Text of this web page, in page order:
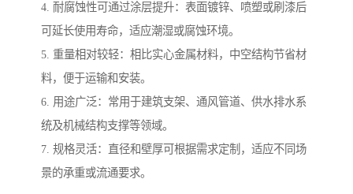
4. 耐腐蚀性可通过涂层提升：表面镀锌、喷塑或刷漆后
可延长使用寿命，适应潮湿或腐蚀环境。
5. 重量相对较轻：相比实心金属材料，中空结构节省材
料，便于运输和安装。
6. 用途广泛：常用于建筑支架、通风管道、供水排水系
统及机械结构支撑等领域。
7. 规格灵活：直径和壁厚可根据需求定制，适应不同场
景的承重或流通要求。